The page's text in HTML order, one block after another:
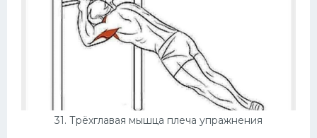
31. Трёхглавая мышца плеча упражнения